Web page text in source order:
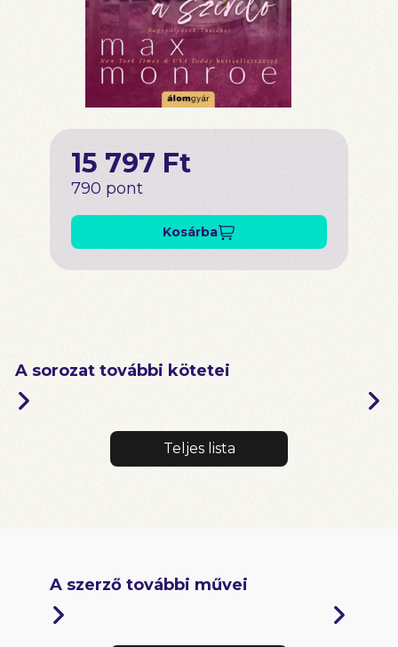
15 797 Ft
790 pont
Kosárba
A sorozat további kötetei
Teljes lista
A szerző további művei